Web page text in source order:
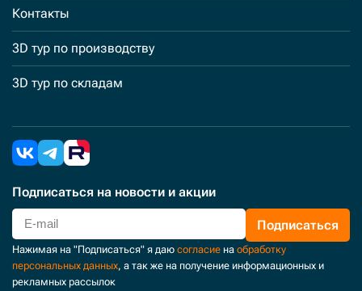
Контакты
3D тур по производству
3D тур по складам
Подписаться на новости и акции
Подписаться
Нажимая на "Подписаться" я даю согласие на обработку
персональных данных, а так же на получение информационных и
рекламных рассылок